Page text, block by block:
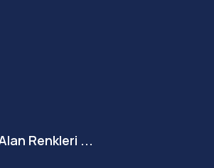
Renkleri ...